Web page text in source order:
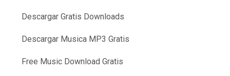
Descargar Gratis Downloads
Descargar Musica MP3 Gratis
Free Music Download Gratis